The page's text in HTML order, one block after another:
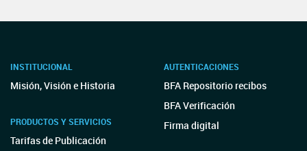
INSTITUCIONAL
Misión, Visión e Historia
PRODUCTOS Y SERVICIOS
Tarifas de Publicación
AUTENTICACIONES
BFA Repositorio recibos
BFA Verificación
Firma digital